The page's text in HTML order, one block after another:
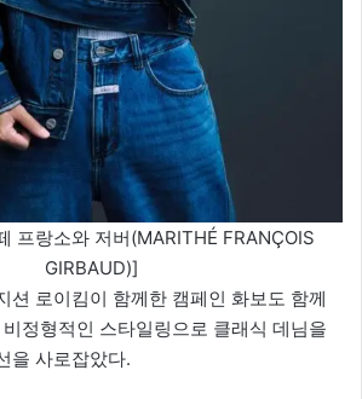
프랑소와 저버(MARITHÉ FRANÇOIS
GIRBAUD)]
션 로이킴이 함께한 캠페인 화보도 함께
정형적인 스타일링으로 클래식 데님을
을 사로잡았다.